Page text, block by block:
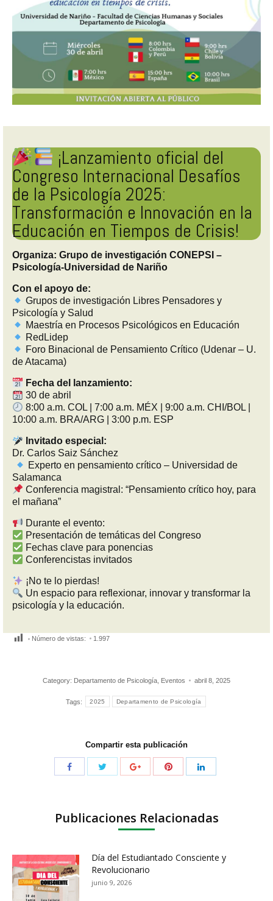
¡Lanzamiento oficial del
Congreso Internacional Desafíos
de la Psicología 2025:
Transformación e Innovación en la
Educación en Tiempos de Crisis!
Organiza: Grupo de investigación CONEPSI –
Psicología-Universidad de Nariño
Con el apoyo de:
Grupos de investigación Libres Pensadores y
Psicología y Salud
Maestría en Procesos Psicológicos en Educación
RedLidep
Foro Binacional de Pensamiento Crítico (Udenar – U.
de Atacama)
Fecha del lanzamiento:
30 de abril
8:00 a.m. COL | 7:00 a.m. MÉX | 9:00 a.m. CHI/BOL |
10:00 a.m. BRA/ARG | 3:00 p.m. ESP
Invitado especial:
Dr. Carlos Saiz Sánchez
Experto en pensamiento crítico – Universidad de
Salamanca
Conferencia magistral: “Pensamiento crítico hoy, para
el mañana”
Durante el evento:
Presentación de temáticas del Congreso
Fechas clave para ponencias
Conferencistas invitados
¡No te lo pierdas!
Un espacio para reflexionar, innovar y transformar la
psicología y la educación.
Número de vistas: 1.997
Category: Departamento de Psicología Eventos abril 8, 2025
Tags: 2025 Departamento de Psicología
Compartir esta publicación
Publicaciones Relacionadas
Día del Estudiantado Consciente y
Revolucionario
junio 9, 2026